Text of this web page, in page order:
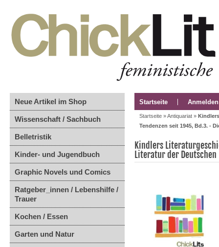
Neue Artikel im Shop
Wissenschaft / Sachbuch
Belletristik
Kinder- und Jugendbuch
Graphic Novels und Comics
Ratgeber_innen / Lebenshilfe /
Trauer
Kochen / Essen
Garten und Natur
Startseite Anmelden
Startseite »Antiquariat »
Tendenzen seit 1945, Bd.3. -
Kindlers
Literatur der